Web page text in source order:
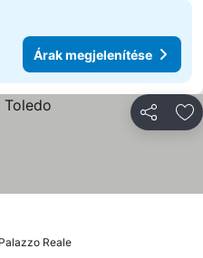
Árak megjelenítése
Reale